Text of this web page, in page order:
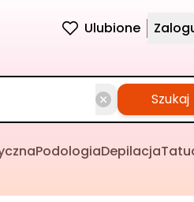
Ulubione
Szukaj
PodologiaDepilacja